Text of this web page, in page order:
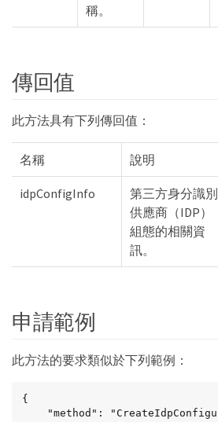
稱。
傳回值
此方法具有下列傳回值：
名稱 說明
idpConfigInfo
第三方身分識別
供應商（IDP）
組態的相關資
訊。
申請範例
此方法的要求類似於下列範例：
{